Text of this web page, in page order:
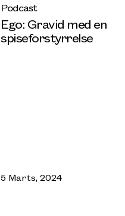
Podcast
Ego: Gravid med en
spiseforstyrrelse
5 Marts, 2024